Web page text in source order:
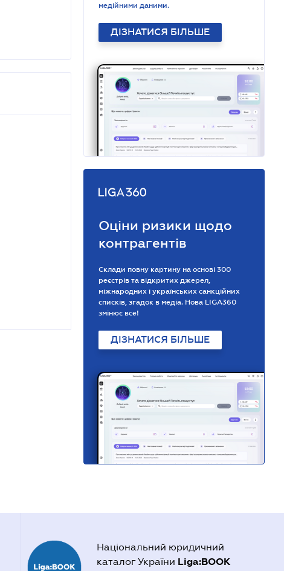
медійними даними.
ДІЗНАТИСЯ БІЛЬШЕ
Оціни ризики щодо
контрагентів
Склади повну картину на основі 300
реєстрів та відкритих джерел,
міжнародних і українських санкційних
списків, згадок в медіа. Нова LIGA360
змінює все!
ДІЗНАТИСЯ БІЛЬШЕ
Національний юридичний
каталог України Liga:BOOK